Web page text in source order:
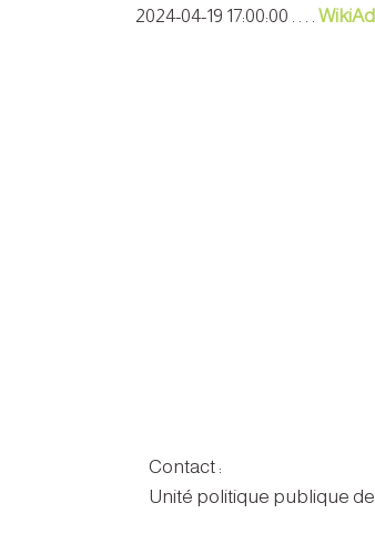
2024-04-19 17:00:00 . . . .
Contact :
Unité politique publique